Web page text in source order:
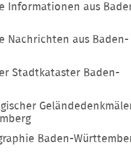
Informationen aus
Nachrichten aus Baden-
Stadtkataster Baden-
Baden-